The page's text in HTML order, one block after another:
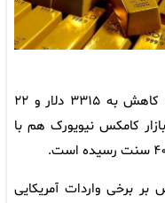
قیمت هر اونس طلا امروز با ۱.۰۲ درصد کاهش به ۳۳۱۵ دلار و ۲۲
کامکس نیویورک هم با
برخی واردات آمریکایی